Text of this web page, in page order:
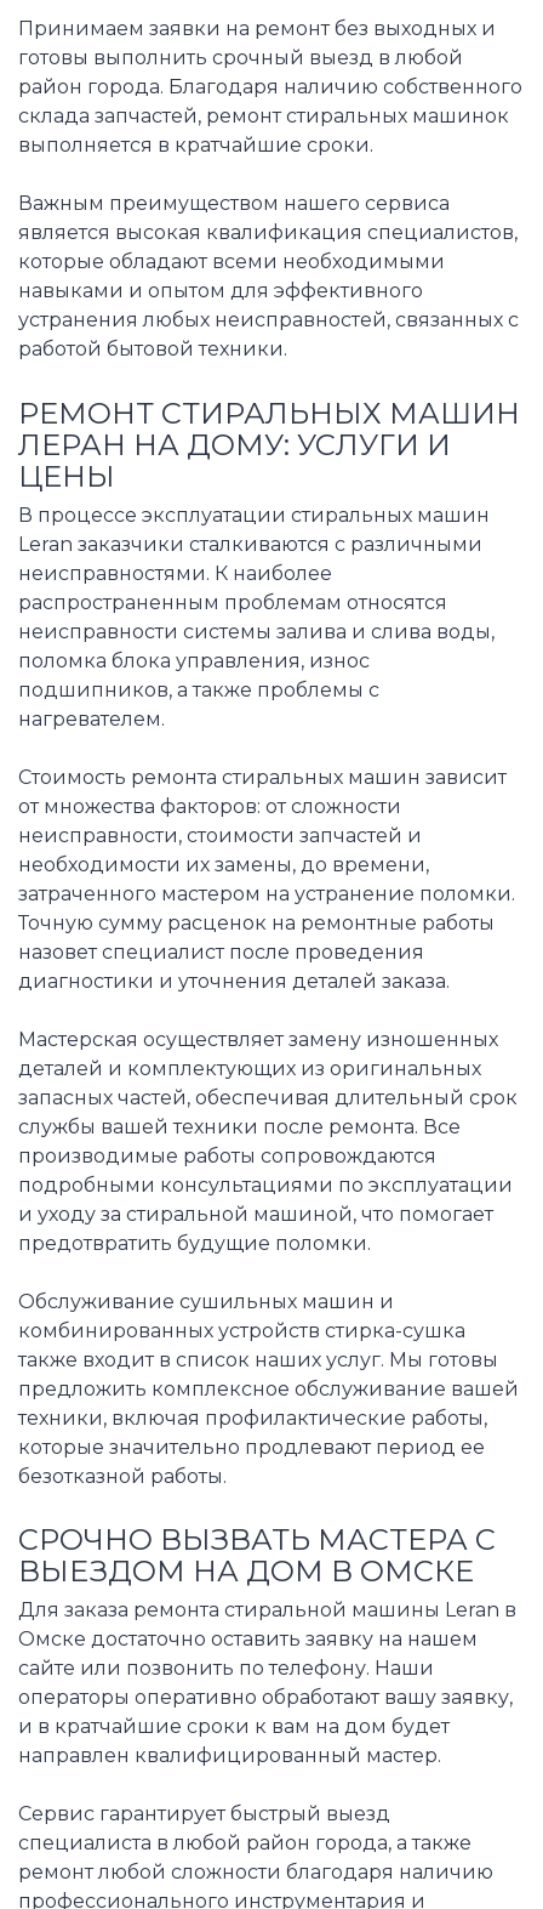
Принимаем заявки на ремонт без выходных и
готовы выполнить срочный выезд в любой
район города. Благодаря наличию собственного
склада запчастей, ремонт стиральных машинок
выполняется в кратчайшие сроки.
Важным преимуществом нашего сервиса
является высокая квалификация специалистов,
которые обладают всеми необходимыми
навыками и опытом для эффективного
устранения любых неисправностей, связанных с
работой бытовой техники.
РЕМОНТ СТИРАЛЬНЫХ МАШИН
ЛЕРАН НА ДОМУ: УСЛУГИ И
ЦЕНЫ
В процессе эксплуатации стиральных машин
Leran заказчики сталкиваются с различными
неисправностями. К наиболее
распространенным проблемам относятся
неисправности системы залива и слива воды,
поломка блока управления, износ
подшипников, а также проблемы с
нагревателем.
Стоимость ремонта стиральных машин зависит
от множества факторов: от сложности
неисправности, стоимости запчастей и
необходимости их замены, до времени,
затраченного мастером на устранение поломки.
Точную сумму расценок на ремонтные работы
назовет специалист после проведения
диагностики и уточнения деталей заказа.
Мастерская осуществляет замену изношенных
деталей и комплектующих из оригинальных
запасных частей, обеспечивая длительный срок
службы вашей техники после ремонта. Все
производимые работы сопровождаются
подробными консультациями по эксплуатации
и уходу за стиральной машиной, что помогает
предотвратить будущие поломки.
Обслуживание сушильных машин и
комбинированных устройств стирка-сушка
также входит в список наших услуг. Мы готовы
предложить комплексное обслуживание вашей
техники, включая профилактические работы,
которые значительно продлевают период ее
безотказной работы.
СРОЧНО ВЫЗВАТЬ МАСТЕРА С
ВЫЕЗДОМ НА ДОМ В ОМСКЕ
Для заказа ремонта стиральной машины Leran в
Омске достаточно оставить заявку на нашем
сайте или позвонить по телефону. Наши
операторы оперативно обработают вашу заявку,
и в кратчайшие сроки к вам на дом будет
направлен квалифицированный мастер.
Сервис гарантирует быстрый выезд
специалиста в любой район города, а также
ремонт любой сложности благодаря наличию
профессионального инструментария и